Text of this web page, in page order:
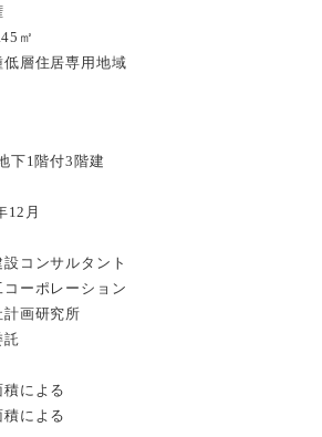
㎡
層住居専用地域
階付3階建
月
コンサルタント
ーポレーション
画研究所
による
による